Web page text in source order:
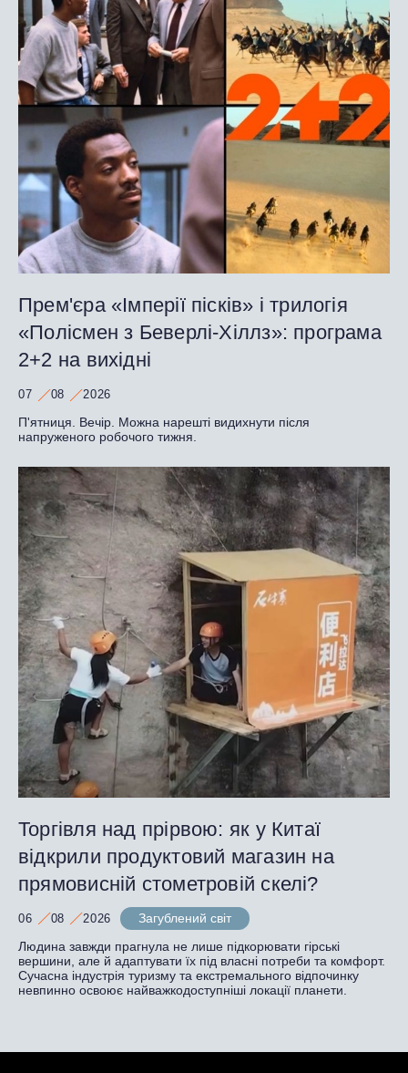
Прем'єра «Імперії пісків» і трилогія
«Полісмен з Беверлі-Хіллз»: програма
2+2 на вихідні
07 08 2026
П'ятниця. Вечір. Можна нарешті видихнути після
напруженого робочого тижня.
Торгівля над прірвою: як у Китаї
відкрили продуктовий магазин на
прямовисній стометровій скелі?
06 08 2026
Загублений світ
Людина завжди прагнула не лише підкорювати гірські
вершини, але й адаптувати їх під власні потреби та комфорт.
Сучасна індустрія туризму та екстремального відпочинку
невпинно освоює найважкодоступніші локації планети.